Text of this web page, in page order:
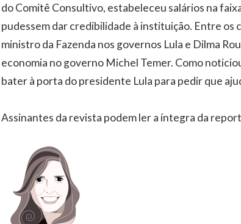
do Comitê Consultivo, estabeleceu salários na
pudessem dar credibilidade à instituição. Entre
ministro da Fazenda nos governos Lula e Dilma
economia no governo Michel Temer. Como
bater à porta do presidente Lula para pedir que
Assinantes da revista podem ler a íntegra da